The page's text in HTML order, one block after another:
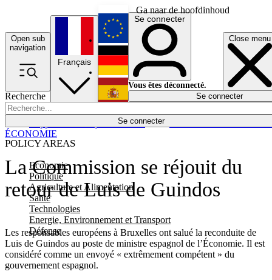
Ga naar de hoofdinhoud
Open sub
navigation
Close menu
Recherche
Se connecter
POLICY AREAS
Economie
Politique
Agriculture et Alimentation
Santé
Technologies
Energie, Environnement et Transport
Défense
Économie
Français
English
Deutsch
Español
Se connecter
Vous êtes déconnecté.
Se connecter
La Commission se réjouit du
retour de Luis de Guindos
Les responsables européens à Bruxelles ont salué la reconduite de
Luis de Guindos au poste de ministre espagnol de l’Économie. Il est
considéré comme un envoyé « extrêmement compétent » du
gouvernement espagnol.
ÉCONOMIE